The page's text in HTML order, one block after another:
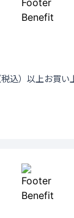
税込）以上お買い